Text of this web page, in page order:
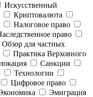
Искусственный
Криптовалюта
Налоговое право
право
Обзор для частных
Практика Верховного
Санкции
Технологии
Цифровое право
Эмиграция